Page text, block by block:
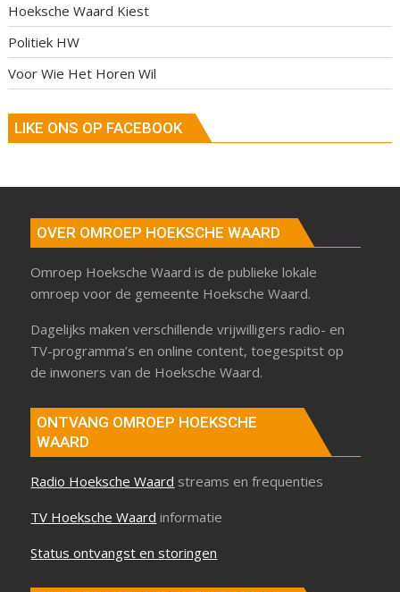
Hoeksche Waard Kiest
Politiek HW
Voor Wie Het Horen Wil
LIKE ONS OP FACEBOOK
OVER OMROEP HOEKSCHE WAARD
Omroep Hoeksche Waard is de publieke lokale
omroep voor de gemeente Hoeksche Waard.
Dagelijks maken verschillende vrijwilligers radio- en
TV-programma’s en online content, toegespitst op
de inwoners van de Hoeksche Waard.
ONTVANG OMROEP HOEKSCHE
WAARD
Radio Hoeksche Waard streams en frequenties
TV Hoeksche Waard informatie
Status ontvangst en storingen